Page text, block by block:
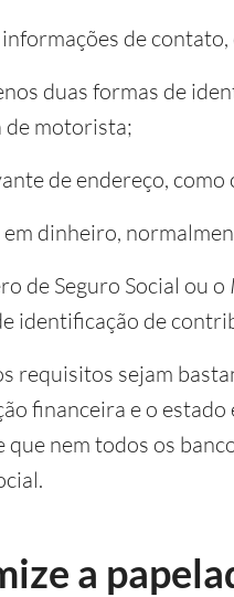
de
duas formas de
de motorista;
de endereço, como
dinheiro,
de Seguro Social ou o
identificação de
requisitos sejam
financeira e o estado
que nem todos os
a